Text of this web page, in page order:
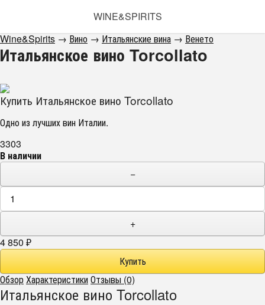
WINE&SPIRITS
Wine&Spirits → Вино → Итальянские вина → Венето
Итальянское вино Torcollato
Купить Итальянское вино Torcollato
Одно из лучших вин Италии.
3303
В наличии
−
+
4 850 ₽
ОбзорХарактеристикиОтзывы (0)
Итальянское вино Torcollato